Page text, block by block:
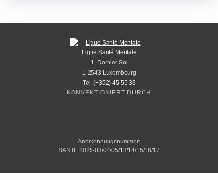
Ligue Santé Mentale
1, Dernier Sol
L-2543 Luxembourg
Tel: (+352) 45 55 33
KONVENTIONIERT DURCH
Anerkennungsnummer:
SANTE 2025-03/04/05/13/14/15/16/17